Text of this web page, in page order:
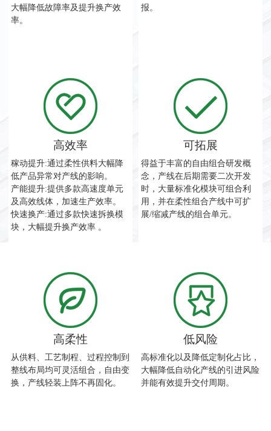
大幅降低故障率及提升换产效
率。
报。
高效率
稼动提升:通过柔性供料大幅降
低产品异常对产线的影响。
产能提升:提供多款高速度单元
及高效线体，加速生产效率。
快速换产:通过多款快速拆换模
块，大幅提升换产效率 。
可拓展
得益于丰富的自由组合研发概
念，产线在后期需要二次开发
时，大量标准化模块可组合利
用，并在柔性组合产线中可扩
展/缩减产线的组合单元。
高柔性
从供料、工艺制程、过程控制到
整线布局均可灵活组合，自由变
换，产线轻装上阵不再固化。
低风险
高标准化以及降低定制化占比，
大幅降低自动化产线的引进风险
并能有效提升交付周期。